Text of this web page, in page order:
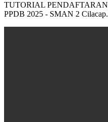
TUTORIAL PENDAFTARAN
PPDB 2025 - SMAN 2 Cilacap.